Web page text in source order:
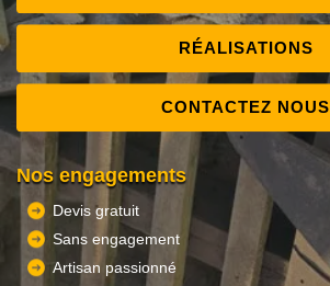
RÉALISATIONS
CONTACTEZ NOUS
Nos engagements
Devis gratuit
Sans engagement
Artisan passionné